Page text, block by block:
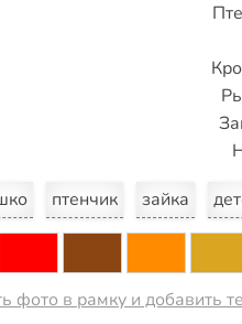
птенчик зайка
фото в рамку и добавить